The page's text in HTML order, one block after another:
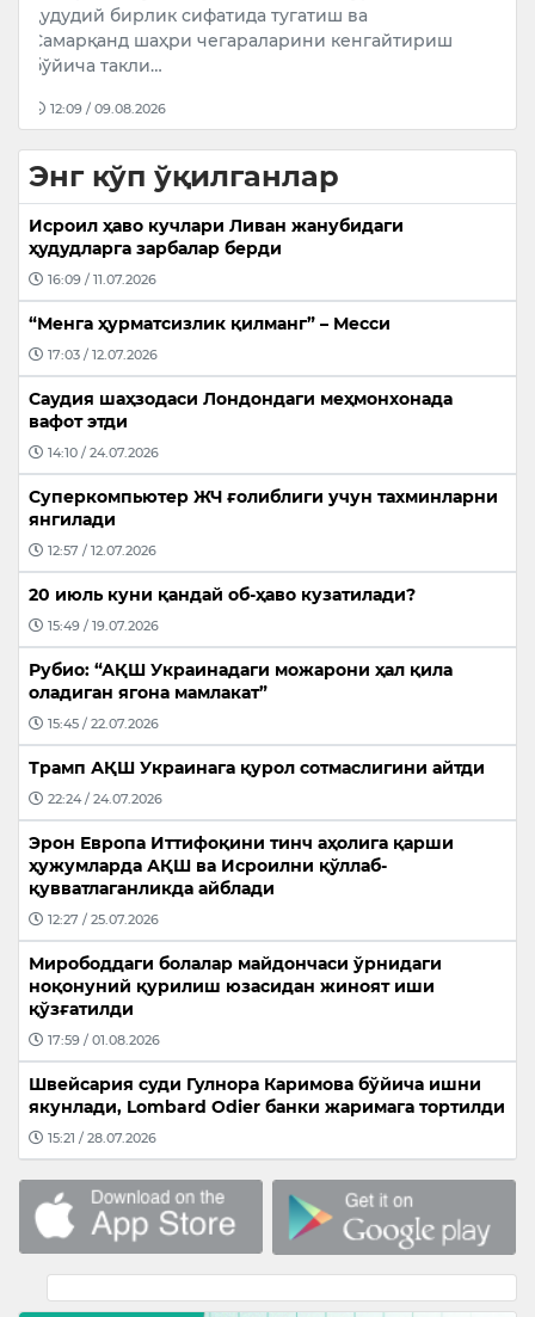
Кемал Явуз Атаманнинг “Мен таниган
Ўзбекистон…
Энг кўп ўқилганлар
Исроил ҳаво кучлари Ливан жанубидаги
ҳудудларга зарбалар берди
16:09 / 11.07.2026
“Менга ҳурматсизлик қилманг” – Месси
17:03 / 12.07.2026
Саудия шаҳзодаси Лондондаги меҳмонхонада
вафот этди
14:10 / 24.07.2026
Суперкомпьютер ЖЧ ғолиблиги учун тахминларни
янгилади
12:57 / 12.07.2026
20 июль куни қандай об-ҳаво кузатилади?
15:49 / 19.07.2026
Рубио: “АҚШ Украинадаги можарони ҳал қила
оладиган ягона мамлакат”
15:45 / 22.07.2026
Трамп АҚШ Украинага қурол сотмаслигини айтди
22:24 / 24.07.2026
Эрон Европа Иттифоқини тинч аҳолига қарши
ҳужумларда АҚШ ва Исроилни қўллаб-
қувватлаганликда айблади
12:27 / 25.07.2026
Мирободдаги болалар майдончаси ўрнидаги
ноқонуний қурилиш юзасидан жиноят иши
қўзғатилди
17:59 / 01.08.2026
Швейсария суди Гулнора Каримова бўйича ишни
якунлади, Lombard Odier банки жаримага тортилди
15:21 / 28.07.2026